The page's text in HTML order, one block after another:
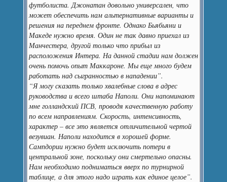
футболиста. Джонатан довольно универсален, что
может обеспечить нам альтернативные варианты и
решения на переднем фронте. Однако Бьябьяни и
Македе нужно время. Один не так давно приехал из
Манчестера, другой только что прибыл из
расположения Интера. На данной стадии нам должен
очень помочь опыт Маккароне. Мы еще много будем
работать над сыгранностью в нападении”.
“Я могу сказать только хвалебные слова в адрес
руководства и всего штаба Наполи. Они напоминают
мне голландский ПСВ, проводя качественную работу
по всем направлениям. Скорость, интенсивность,
характер – все это является отличительной чертой
везувиан. Наполи находится в хорошей форме.
Сампдории нужно будет исключить потери в
центральной зоне, поскольку они смертельно опасны.
Нам необходимо подниматься вверх по турнирной
таблице, а для этого надо играть как единое целое”.